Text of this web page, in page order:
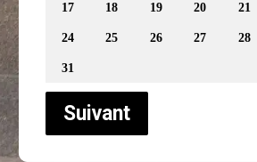
17 18 19 20 21
24 25 26 27 28
31
Suivant